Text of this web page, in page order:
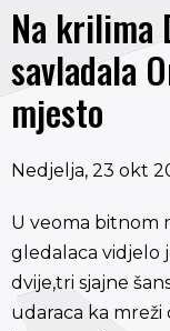
Na krilima
savladala
mjesto
Nedjelja, 23 okt
U veoma bitnom
gledalaca vidjelo
dvije,tri sjajne
udaraca ka mreži